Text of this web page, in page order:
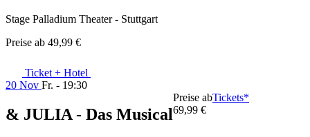
Stage Palladium Theater - Stuttgart
Preise ab 49,99 €
Ticket + Hotel
20 Nov Fr. - 19:30
& JULIA - Das Musical
Preise ab
69,99 €
Tickets*